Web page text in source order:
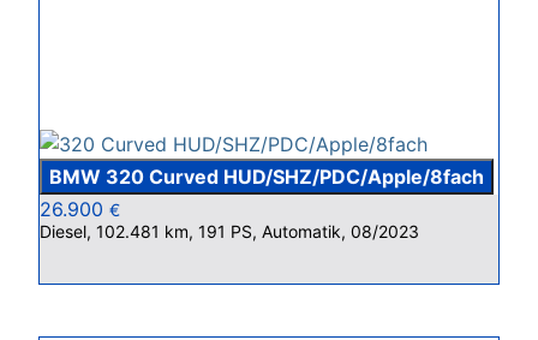
BMW 320 Curved HUD/SHZ/PDC/Apple/8fach
26.900 €
Diesel, 102.481 km, 191 PS, Automatik, 08/2023